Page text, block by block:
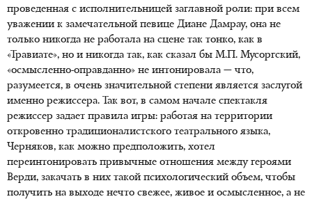
проведенная с исполнительницей заглавной роли: при всем
уважении к замечательной певице Диане Дамрау, она не
только никогда не работала на сцене так тонко, как в
«Травиате», но и никогда так, как сказал бы М.П. Мусоргский,
«осмысленно-оправданно» не интонировала — что,
разумеется, в очень значительной степени является заслугой
именно режиссера. Так вот, в самом начале спектакля
режиссер задает правила игры: работая на территории
откровенно традиционалистского театрального языка,
Черняков, как можно предположить, хотел
переинтонировать привычные отношения между героями
Верди, закачать в них такой психологический объем, чтобы
получить на выходе нечто свежее, живое и осмысленное, а не